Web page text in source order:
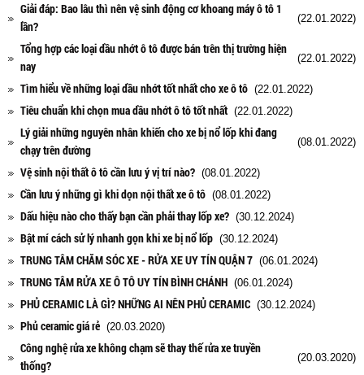
Giải đáp: Bao lâu thì nên vệ sinh động cơ khoang máy ô tô 1
lần?
(22.01.2022)
Tổng hợp các loại dầu nhớt ô tô được bán trên thị trường hiện
nay
(22.01.2022)
Tìm hiểu về những loại dầu nhớt tốt nhất cho xe ô tô (22.01.2022)
Tiêu chuẩn khi chọn mua dầu nhớt ô tô tốt nhất (22.01.2022)
Lý giải những nguyên nhân khiến cho xe bị nổ lốp khi đang
chạy trên đường
(08.01.2022)
Vệ sinh nội thất ô tô cần lưu ý vị trí nào? (08.01.2022)
Cần lưu ý những gì khi dọn nội thất xe ô tô (08.01.2022)
Dấu hiệu nào cho thấy bạn cần phải thay lốp xe? (30.12.2024)
Bật mí cách sử lý nhanh gọn khi xe bị nổ lốp (30.12.2024)
TRUNG TÂM CHĂM SÓC XE - RỬA XE UY TÍN QUẬN 7 (06.01.2024)
TRUNG TÂM RỬA XE Ô TÔ UY TÍN BÌNH CHÁNH (06.01.2024)
PHỦ CERAMIC LÀ GÌ? NHỮNG AI NÊN PHỦ CERAMIC (30.12.2024)
Phủ ceramic giá rẻ (20.03.2020)
Công nghệ rửa xe không chạm sẽ thay thế rửa xe truyền
thống?
(20.03.2020)